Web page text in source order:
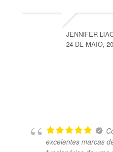
JENNIFER
24 DE MAIO,
excelentes marcas